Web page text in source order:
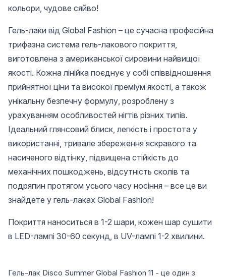
кольори, чудове сяйво!
Гель-лаки від Global Fashion – це сучасна професійна
трифазна система гель-лакового покриття,
виготовлена ​​з американської сировини найвищої
якості. Кожна лінійка поєднує у собі співвідношення
прийнятної ціни та високої преміум якості, а також
унікальну безпечну формулу, розроблену з
урахуванням особливостей нігтів різних типів.
Ідеальний глянсовий блиск, легкість і простота у
використанні, тривале збереження яскравого та
насиченого відтінку, підвищена стійкість до
механічних пошкоджень, відсутність сколів та
подряпин протягом усього часу носіння – все це ви
знайдете у гель-лаках Global Fashion!
Покриття наноситься в 1-2 шари, кожен шар сушити
в LED-лампі 30-60 секунд, в UV-лампі 1-2 хвилини.
Гель-лак Disco Summer Global Fashion 11 - це один з